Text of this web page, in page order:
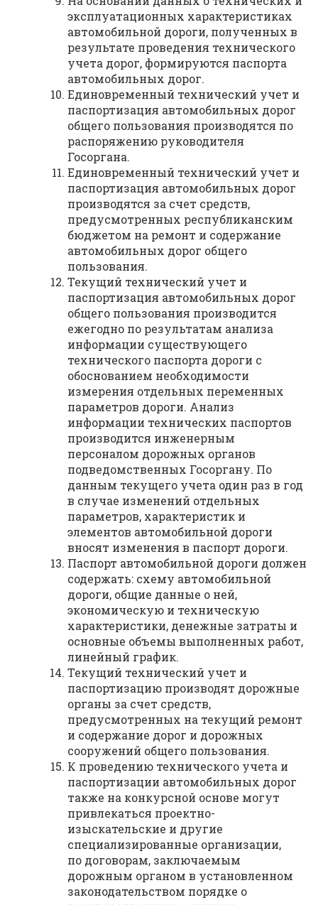
эксплуатационных характеристиках
автомобильной дороги, полученных в
результате проведения технического
учета дорог, формируются паспорта
автомобильных дорог.
Единовременный технический учет и
паспортизация автомобильных дорог
общего пользования производятся по
распоряжению руководителя
Госоргана.
Единовременный технический учет и
паспортизация автомобильных дорог
производятся за счет средств,
предусмотренных республиканским
бюджетом на ремонт и содержание
автомобильных дорог общего
пользования.
Текущий технический учет и
паспортизация автомобильных дорог
общего пользования производится
ежегодно по результатам анализа
информации существующего
технического паспорта дороги с
обоснованием необходимости
измерения отдельных переменных
параметров дороги. Анализ
информации технических паспортов
производится инженерным
персоналом дорожных органов
подведомственных Госоргану. По
данным текущего учета один раз в год
в случае изменений отдельных
параметров, характеристик и
элементов автомобильной дороги
вносят изменения в паспорт дороги.
Паспорт автомобильной дороги должен
содержать: схему автомобильной
дороги, общие данные о ней,
экономическую и техническую
характеристики, денежные затраты и
основные объемы выполненных работ,
линейный график.
Текущий технический учет и
паспортизацию производят дорожные
органы за счет средств,
предусмотренных на текущий ремонт
и содержание дорог и дорожных
сооружений общего пользования.
К проведению технического учета и
паспортизации автомобильных дорог
также на конкурсной основе могут
привлекаться проектно-
изыскательские и другие
специализированные организации,
по договорам, заключаемым
дорожным органом в установленном
законодательством порядке о